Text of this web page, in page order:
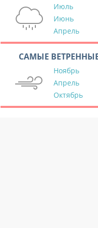
Июль
Июнь
Апрель
САМЫЕ
Ноябрь
Апрель
Октябрь